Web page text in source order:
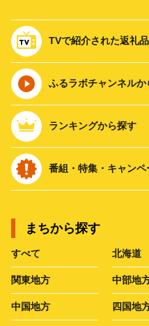
TVで紹介された返礼
ふるラボチャンネルか
ランキングから探す
番組・特集・キャン
まちから探す
すべて 北海道
関東地方 中部地
中国地方 四国地